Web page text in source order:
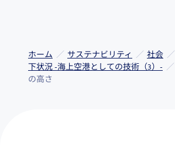
ホーム サステナビリティ 社会
下状況 -海上空港としての技術（3）-
の高さ